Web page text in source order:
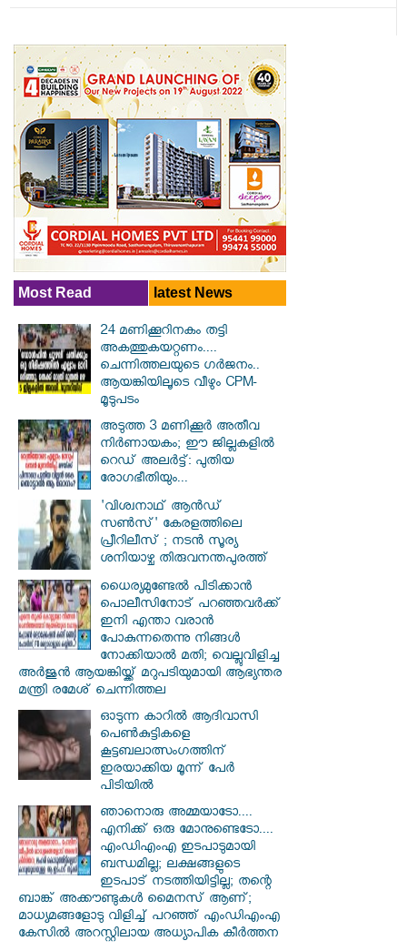
Most Read latest News
24 മണിക്കൂറിനകം തട്ടി
അകത്തുകയറ്റണം....
ചെന്നിത്തലയുടെ ഗർജനം..
ആയങ്കിയിലൂടെ വീഴും CPM-
മൂടുപടം
അടുത്ത 3 മണിക്കൂർ അതീവ
നിർണായകം; ഈ ജില്ലകളിൽ
റെഡ് അലർട്ട്: പുതിയ
രോഗഭീതിയും...
'വിശ്വനാഥ് ആന്‍ഡ്
സണ്‍സ്' കേരളത്തിലെ
പ്രീറിലീസ് ; നടന്‍ സൂര്യ
ശനിയാഴ്ച തിരുവനന്തപുരത്ത്
ധൈര്യമുണ്ടേൽ പിടിക്കാൻ
പൊലീസിനോട് പറഞ്ഞവർക്ക്
ഇനി എന്താ വരാൻ
പോകുന്നതെന്നു നിങ്ങൾ
നോക്കിയാൽ മതി; വെല്ലുവിളിച്ച
അർജുൻ ആയങ്കിയ്ക്ക് മറുപടിയുമായി ആഭ്യന്തര
മന്ത്രി രമേശ് ചെന്നിത്തല
ഓടുന്ന കാറില്‍ ആദിവാസി
പെണ്‍കുട്ടികളെ
കൂട്ടബലാത്സംഗത്തിന്
ഇരയാക്കിയ മൂന്ന് പേര്‍
പിടിയില്‍
ഞാനൊരു അമ്മയാടോ....
എനിക്ക് ഒരു മോനുണ്ടെടോ....
എംഡിഎംഎ ഇടപാടുമായി
ബന്ധമില്ല; ലക്ഷങ്ങളുടെ
ഇടപാട് നടത്തിയിട്ടില്ല; തന്റെ
ബാങ്ക് അക്കൗണ്ടുകൾ മൈനസ് ആണ്;
മാധ്യമങ്ങളോടു വിളിച്ച് പറഞ്ഞ് എംഡിഎംഎ
കേസിൽ അറസ്റ്റിലായ അധ്യാപിക കീർത്തന